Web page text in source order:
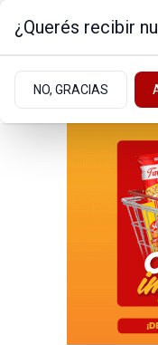
¿Querés recibir
NO, GRACIAS